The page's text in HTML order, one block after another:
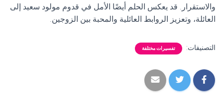
والاستقرار. قد يعكس الحلم أيضًا الأمل في قدوم مولود سعيد إلى
العائلة، وتعزيز الروابط العائلية والمحبة بين الزوجين.
التصنيفات: تفسيرات مختلفة